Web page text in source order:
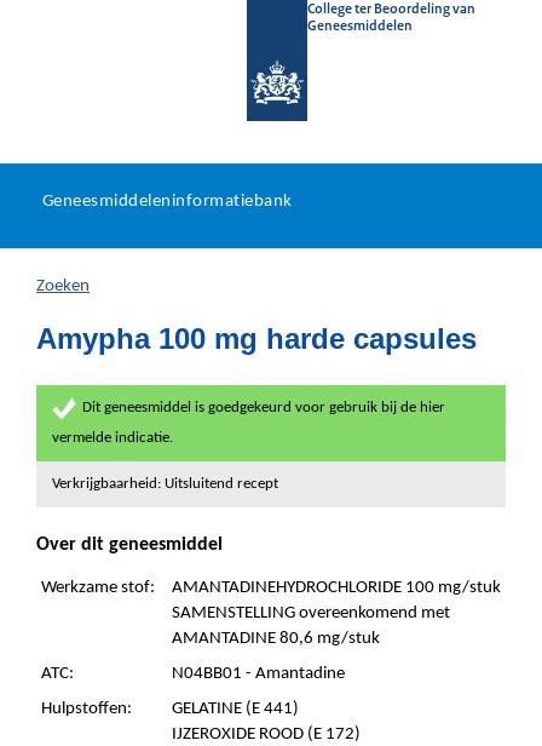
College ter Beoordeling van
Geneesmiddelen
U
hier:
Geneesmiddeleninformatiebank
Zoeken
Amypha 100 mg harde capsules
Dit geneesmiddel is goedgekeurd voor gebruik bij de hier
vermelde indicatie.
Verkrijgbaarheid: Uitsluitend recept
Over dit geneesmiddel
Werkzame stof:
AMANTADINEHYDROCHLORIDE 100 mg/stuk
SAMENSTELLING overeenkomend met
AMANTADINE 80,6 mg/stuk
ATC:
N04BB01 - Amantadine
Hulpstoffen:
GELATINE (E 441)
IJZEROXIDE ROOD (E 172)